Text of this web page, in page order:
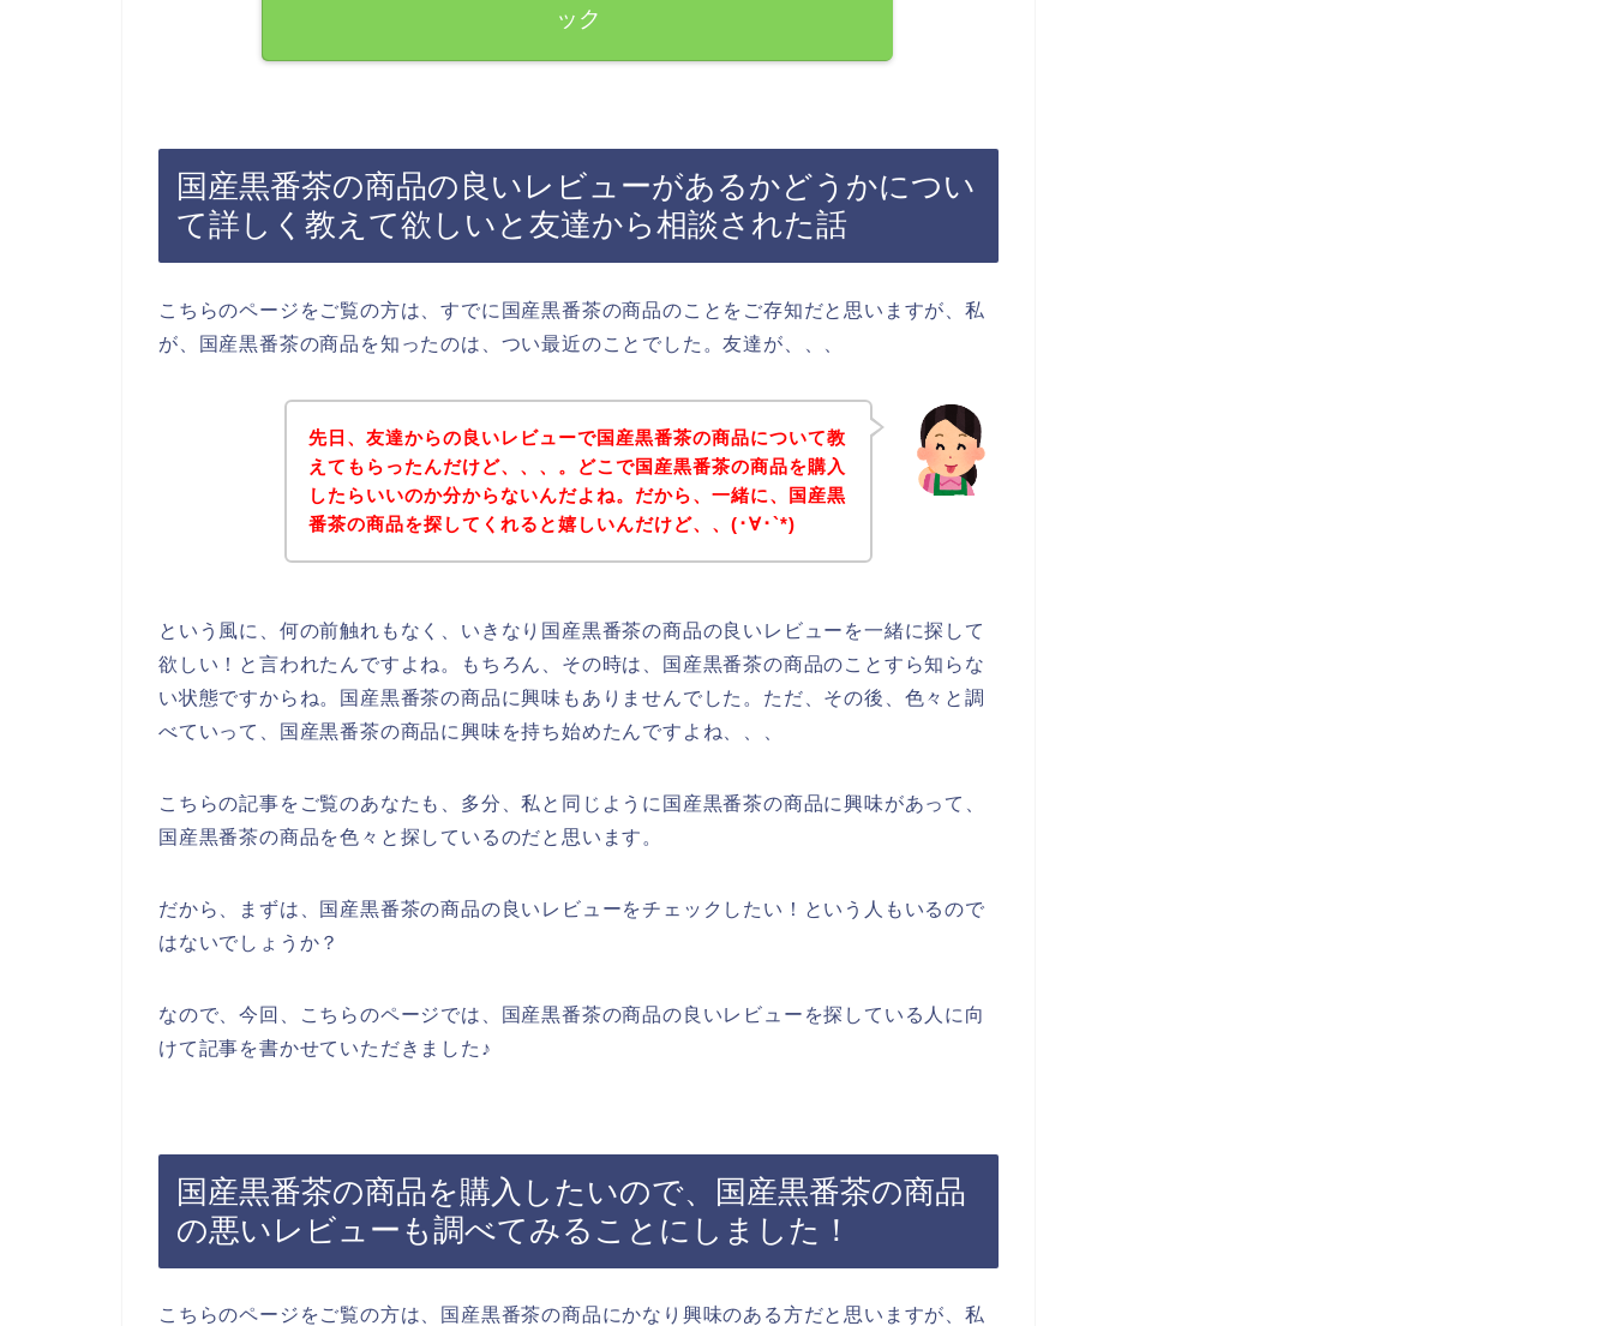
ック
国産黒番茶の商品の良いレビューがあるかどうかについ
て詳しく教えて欲しいと友達から相談された話
こちらのページをご覧の方は、すでに国産黒番茶の商品のことをご存知だと思いますが、私
が、国産黒番茶の商品を知ったのは、つい最近のことでした。友達が、、、
先日、友達からの良いレビューで国産黒番茶の商品について教
えてもらったんだけど、、、。どこで国産黒番茶の商品を購入
したらいいのか分からないんだよね。だから、一緒に、国産黒
番茶の商品を探してくれると嬉しいんだけど、、(･∀･`*)
という風に、何の前触れもなく、いきなり国産黒番茶の商品の良いレビューを一緒に探して
欲しい！と言われたんですよね。もちろん、その時は、国産黒番茶の商品のことすら知らな
い状態ですからね。国産黒番茶の商品に興味もありませんでした。ただ、その後、色々と調
べていって、国産黒番茶の商品に興味を持ち始めたんですよね、、、
こちらの記事をご覧のあなたも、多分、私と同じように国産黒番茶の商品に興味があって、
国産黒番茶の商品を色々と探しているのだと思います。
だから、まずは、国産黒番茶の商品の良いレビューをチェックしたい！という人もいるので
はないでしょうか？
なので、今回、こちらのページでは、国産黒番茶の商品の良いレビューを探している人に向
けて記事を書かせていただきました♪
国産黒番茶の商品を購入したいので、国産黒番茶の商品
の悪いレビューも調べてみることにしました！
こちらのページをご覧の方は、国産黒番茶の商品にかなり興味のある方だと思いますが、私